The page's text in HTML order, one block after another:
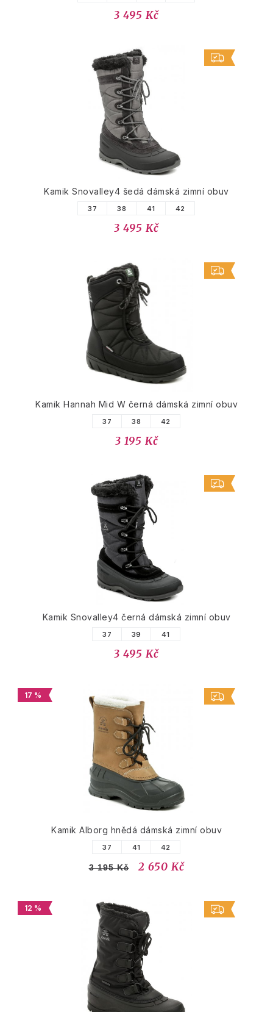
3 495 Kč
Kamik Snovalley4 šedá dámská zimní obuv
37 38 41 42
3 495 Kč
Kamik Hannah Mid W černá dámská zimní obuv
37 38 42
3 195 Kč
Kamik Snovalley4 černá dámská zimní obuv
37 39 41
3 495 Kč
17 %
Kamik Alborg hnědá dámská zimní obuv
37 41 42
3 195 Kč 2 650 Kč
12 %